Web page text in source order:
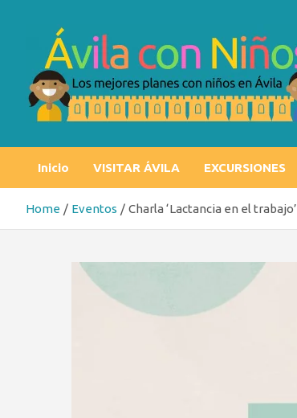
Inicio VISITAR ÁVILA EXCURSIONES
Home Eventos Charla ‘Lactancia en el trabajo’